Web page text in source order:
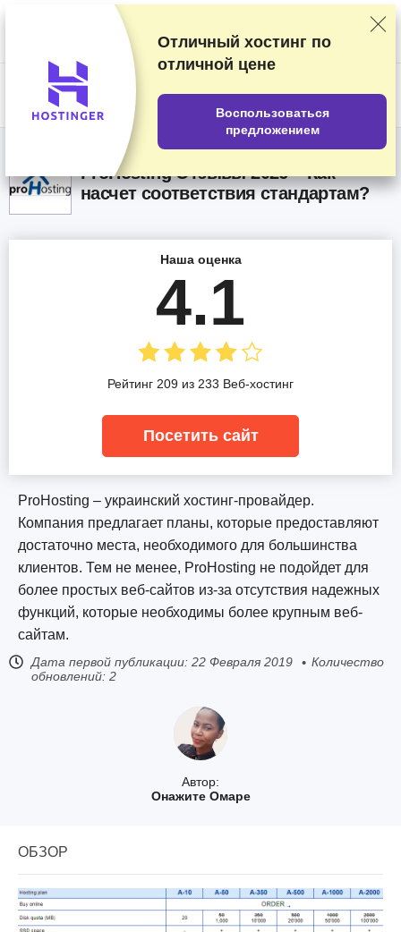
Мы оцениваем продавцов по результатам тщательного тестирования
и изучения, а также учитываем ваши отзывы и наши коммерческие
соглашения с провайдерами. На данной странице содержатся
Раскрытие информации о рекламе
US$
ProHosting Oтзывы 2026 – Как
насчет соответствия стандартам?
Автор:
Онажите Омаре
ProHosting – украинский хостинг-провайдер.
Компания предлагает планы, которые предоставляют
достаточно места, необходимого для большинства
клиентов. Тем не менее, ProHosting не подойдет для
более простых веб-сайтов из-за отсутствия надежных
функций, которые необходимы более крупным веб-
сайтам.
Дата первой публикации: 22 Февраля 2019
Количество
обновлений: 2
Наша оценка
4.1
Рейтинг 209 из 233 Веб-хостинг
Посетить сайт
ОБЗОР
Отличный хостинг по
отличной цене
Воспользоваться
предложением